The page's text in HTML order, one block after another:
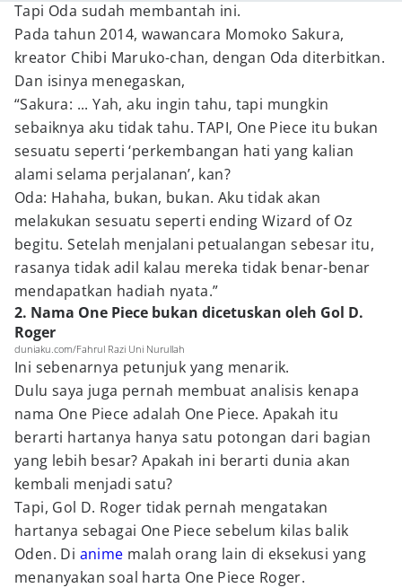
Tapi Oda sudah membantah ini.
Pada tahun 2014, wawancara Momoko Sakura,
kreator Chibi Maruko-chan, dengan Oda diterbitkan.
Dan isinya menegaskan,
“Sakura: ... Yah, aku ingin tahu, tapi mungkin
sebaiknya aku tidak tahu. TAPI, One Piece itu bukan
sesuatu seperti ‘perkembangan hati yang kalian
alami selama perjalanan’, kan?
Oda: Hahaha, bukan, bukan. Aku tidak akan
melakukan sesuatu seperti ending Wizard of Oz
begitu. Setelah menjalani petualangan sebesar itu,
rasanya tidak adil kalau mereka tidak benar-benar
mendapatkan hadiah nyata.”
2. Nama One Piece bukan dicetuskan oleh Gol D.
Roger
duniaku.com/Fahrul Razi Uni Nurullah
Ini sebenarnya petunjuk yang menarik.
Dulu saya juga pernah membuat analisis kenapa
nama One Piece adalah One Piece. Apakah itu
berarti hartanya hanya satu potongan dari bagian
yang lebih besar? Apakah ini berarti dunia akan
kembali menjadi satu?
Tapi, Gol D. Roger tidak pernah mengatakan
hartanya sebagai One Piece sebelum kilas balik
Oden. Di anime malah orang lain di eksekusi yang
menanyakan soal harta One Piece Roger.